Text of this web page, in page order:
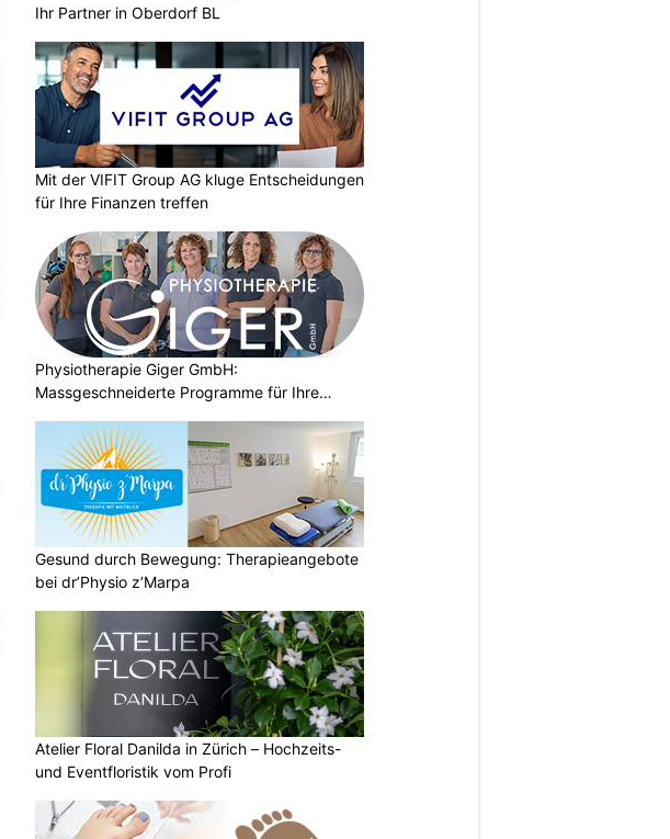
Ihr Partner in Oberdorf BL
Mit der VIFIT Group AG kluge Entscheidungen
für Ihre Finanzen treffen
Physiotherapie Giger GmbH:
Massgeschneiderte Programme für Ihre
Gesund durch Bewegung: Therapieangebote
bei dr’Physio z’Marpa
Atelier Floral Danilda in Zürich – Hochzeits-
und Eventfloristik vom Profi